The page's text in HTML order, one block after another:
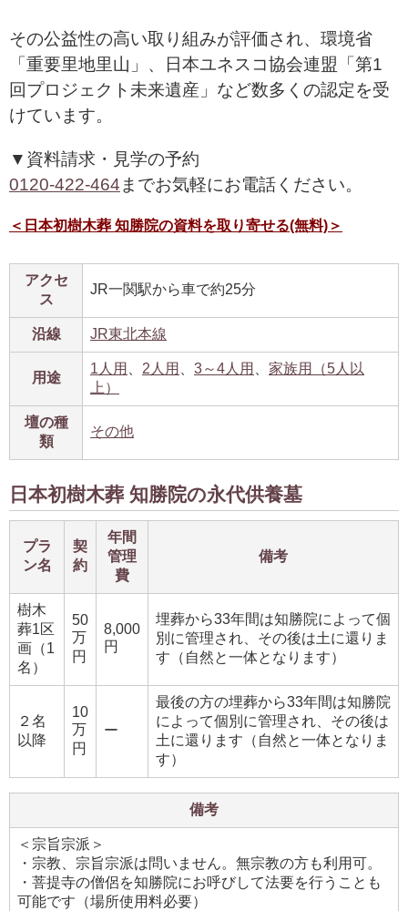
その公益性の高い取り組みが評価され、環境省
「重要里地里山」、日本ユネスコ協会連盟「第1
回プロジェクト未来遺産」など数多くの認定を受
けています。
▼資料請求・見学の予約
0120-422-464 までお気軽にお電話ください。
＜日本初樹木葬 知勝院の資料を取り寄せる(無料)＞
アクセ
ス
JR一関駅から車で約25分
沿線 JR東北本線
用途
1人用 2人用 3～4人用
家族用（5人以
上）
壇の種
類
その他
日本初樹木葬 知勝院の永代供養墓
プラ
ン名
契
約
年間
管理
費
備考
樹木
葬1区
画（1
名）
50
万
円
8,000
円
埋葬から33年間は知勝院によって個
別に管理され、その後は土に還りま
す（自然と一体となります）
２名
以降
10
万
円
ー
最後の方の埋葬から33年間は知勝院
によって個別に管理され、その後は
土に還ります（自然と一体となりま
す）
備考
＜宗旨宗派＞
・宗教、宗旨宗派は問いません。無宗教の方も利用可。
・菩提寺の僧侶を知勝院にお呼びして法要を行うことも
可能です（場所使用料必要）